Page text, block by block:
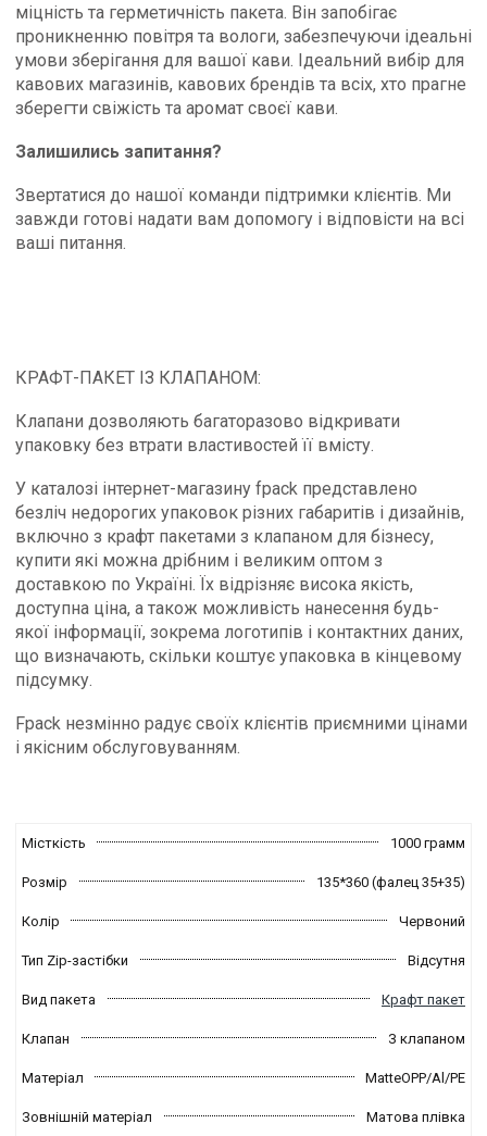
міцність та герметичність пакета. Він запобігає
проникненню повітря та вологи, забезпечуючи ідеальні
умови зберігання для вашої кави. Ідеальний вибір для
кавових магазинів, кавових брендів та всіх, хто прагне
зберегти свіжість та аромат своєї кави.
Залишились запитання?
Звертатися до нашої команди підтримки клієнтів. Ми
завжди готові надати вам допомогу і відповісти на всі
ваші питання.
КРАФТ-ПАКЕТ ІЗ КЛАПАНОМ:
Клапани дозволяють багаторазово відкривати
упаковку без втрати властивостей її вмісту.
У каталозі інтернет-магазину fpack представлено
безліч недорогих упаковок різних габаритів і дизайнів,
включно з крафт пакетами з клапаном для бізнесу,
купити які можна дрібним і великим оптом з
доставкою по Україні. Їх відрізняє висока якість,
доступна ціна, а також можливість нанесення будь-
якої інформації, зокрема логотипів і контактних даних,
що визначають, скільки коштує упаковка в кінцевому
підсумку.
Fpack незмінно радує своїх клієнтів приємними цінами
і якісним обслуговуванням.
Місткість 1000 грамм
Розмір 135*360 (фалец 35+35)
Колір Червоний
Тип Zip-застібки Відсутня
Вид пакета Крафт пакет
Клапан З клапаном
Матеріал MatteOPP/Al/PE
Зовнішній матеріал Матова плівка